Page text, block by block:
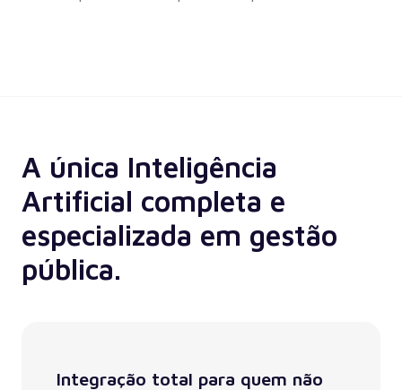
A única Inteligência
Artificial completa e
especializada em gestão
pública.
Integração total para quem não